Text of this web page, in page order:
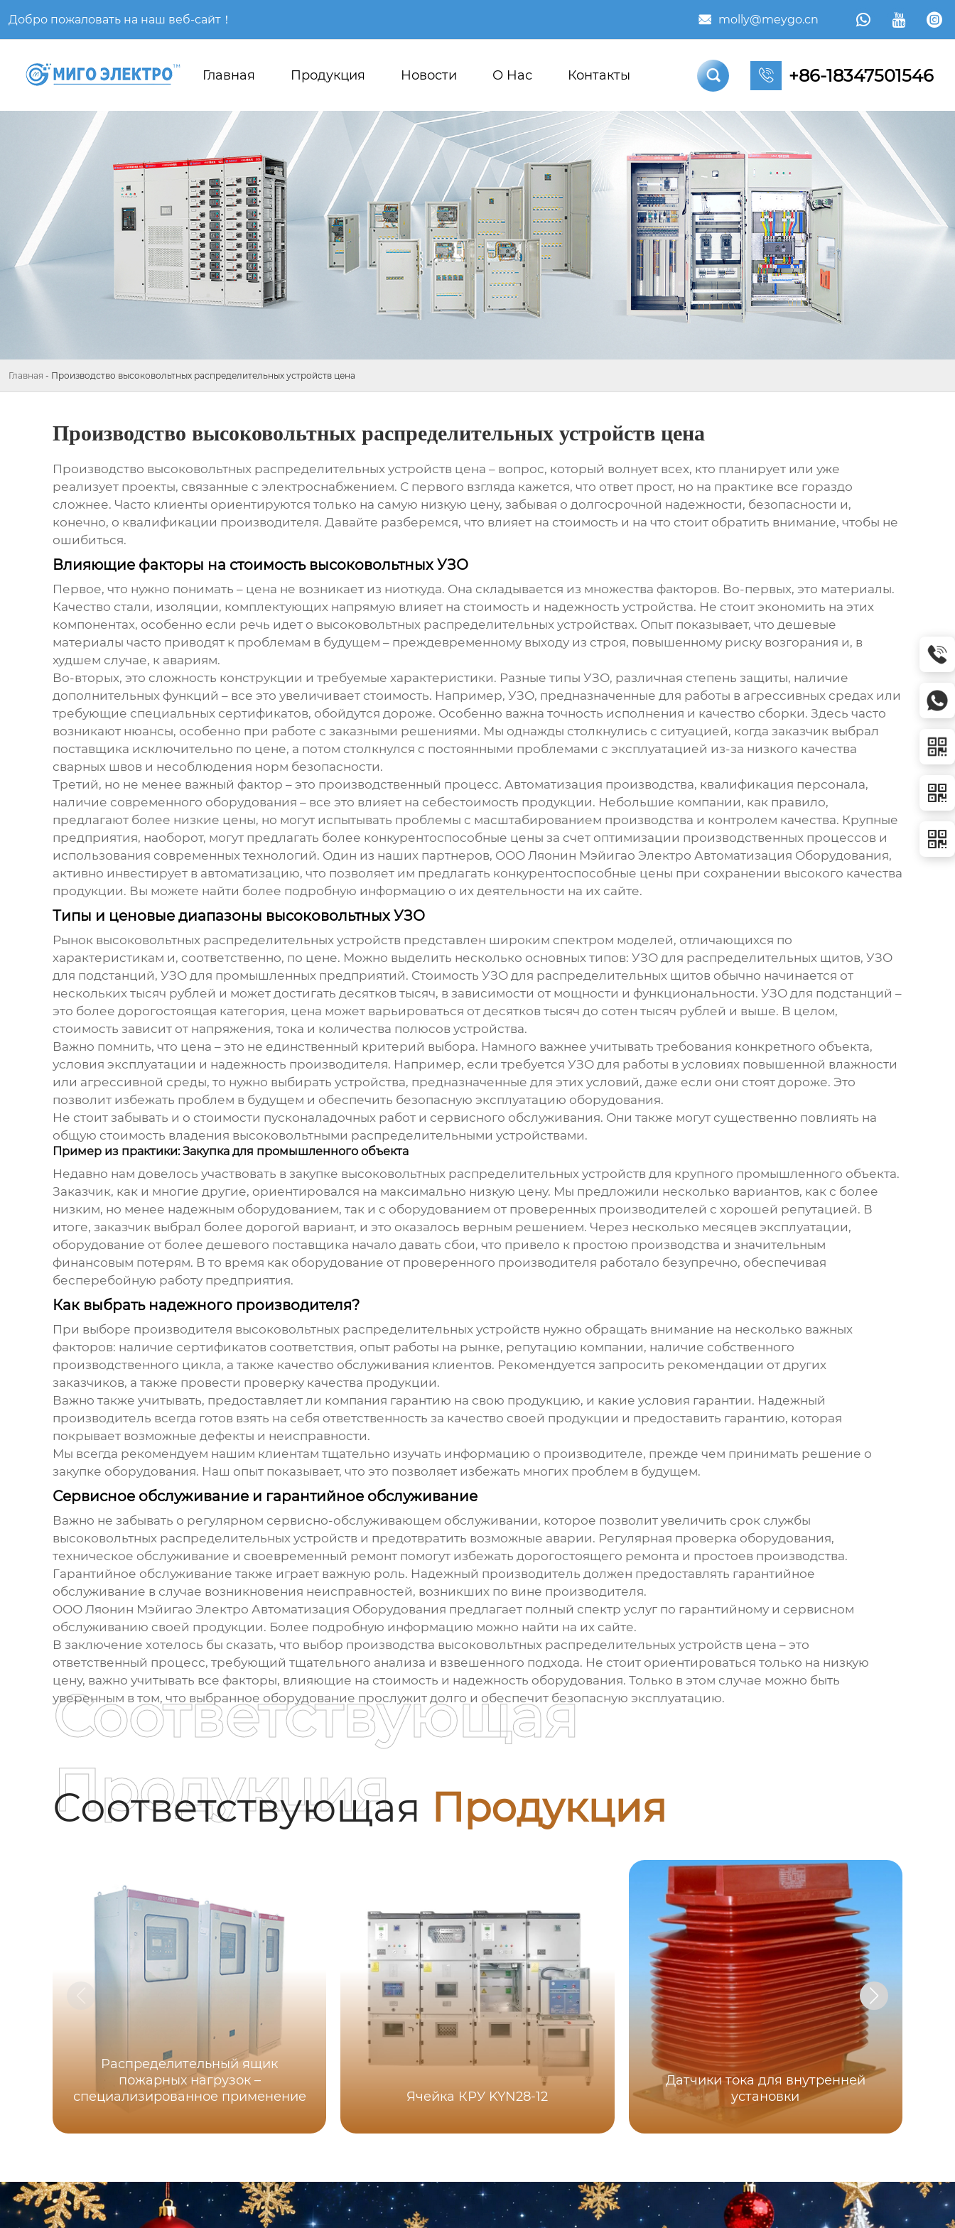
Добро пожаловать на наш веб-сайт！  molly@meygo.cn   
Главная Продукция Новости О Hас Контакты   +86-18347501546
Главная - Производство высоковольтных распределительных устройств цена
Производство высоковольтных распределительных устройств цена
Производство высоковольтных распределительных устройств цена – вопрос, который волнует всех, кто планирует или уже
реализует проекты, связанные с электроснабжением. С первого взгляда кажется, что ответ прост, но на практике все гораздо
сложнее. Часто клиенты ориентируются только на самую низкую цену, забывая о долгосрочной надежности, безопасности и,
конечно, о квалификации производителя. Давайте разберемся, что влияет на стоимость и на что стоит обратить внимание, чтобы не
ошибиться.
Влияющие факторы на стоимость высоковольтных УЗО
Первое, что нужно понимать – цена не возникает из ниоткуда. Она складывается из множества факторов. Во-первых, это материалы.
Качество стали, изоляции, комплектующих напрямую влияет на стоимость и надежность устройства. Не стоит экономить на этих
компонентах, особенно если речь идет о высоковольтных распределительных устройствах. Опыт показывает, что дешевые
материалы часто приводят к проблемам в будущем – преждевременному выходу из строя, повышенному риску возгорания и, в
худшем случае, к авариям.
Во-вторых, это сложность конструкции и требуемые характеристики. Разные типы УЗО, различная степень защиты, наличие
дополнительных функций – все это увеличивает стоимость. Например, УЗО, предназначенные для работы в агрессивных средах или
требующие специальных сертификатов, обойдутся дороже. Особенно важна точность исполнения и качество сборки. Здесь часто
возникают нюансы, особенно при работе с заказными решениями. Мы однажды столкнулись с ситуацией, когда заказчик выбрал
поставщика исключительно по цене, а потом столкнулся с постоянными проблемами с эксплуатацией из-за низкого качества
сварных швов и несоблюдения норм безопасности.
Третий, но не менее важный фактор – это производственный процесс. Автоматизация производства, квалификация персонала,
наличие современного оборудования – все это влияет на себестоимость продукции. Небольшие компании, как правило,
предлагают более низкие цены, но могут испытывать проблемы с масштабированием производства и контролем качества. Крупные
предприятия, наоборот, могут предлагать более конкурентоспособные цены за счет оптимизации производственных процессов и
использования современных технологий. Один из наших партнеров, ООО Ляонин Мэйигао Электро Автоматизация Оборудования,
активно инвестирует в автоматизацию, что позволяет им предлагать конкурентоспособные цены при сохранении высокого качества
продукции. Вы можете найти более подробную информацию о их деятельности на их сайте.
Типы и ценовые диапазоны высоковольтных УЗО
Рынок высоковольтных распределительных устройствпредставлен широким спектром моделей, отличающихся по
характеристикам и, соответственно, по цене. Можно выделить несколько основных типов: УЗО для распределительных щитов, УЗО
для подстанций, УЗО для промышленных предприятий. Стоимость УЗО для распределительных щитов обычно начинается от
нескольких тысяч рублей и может достигать десятков тысяч, в зависимости от мощности и функциональности. УЗО для подстанций –
это более дорогостоящая категория, цена может варьироваться от десятков тысяч до сотен тысяч рублей и выше. В целом,
стоимость зависит от напряжения, тока и количества полюсов устройства.
Важно помнить, что цена – это не единственный критерий выбора. Намного важнее учитывать требования конкретного объекта,
условия эксплуатации и надежность производителя. Например, если требуется УЗО для работы в условиях повышенной влажности
или агрессивной среды, то нужно выбирать устройства, предназначенные для этих условий, даже если они стоят дороже. Это
позволит избежать проблем в будущем и обеспечить безопасную эксплуатацию оборудования.
Не стоит забывать и о стоимости пусконаладочных работ и сервисного обслуживания. Они также могут существенно повлиять на
общую стоимость владения высоковольтными распределительными устройствами.
Пример из практики: Закупка для промышленного объекта
Недавно нам довелось участвовать в закупке высоковольтных распределительных устройствдля крупного промышленного объекта.
Заказчик, как и многие другие, ориентировался на максимально низкую цену. Мы предложили несколько вариантов, как с более
низким, но менее надежным оборудованием, так и с оборудованием от проверенных производителей с хорошей репутацией. В
итоге, заказчик выбрал более дорогой вариант, и это оказалось верным решением. Через несколько месяцев эксплуатации,
оборудование от более дешевого поставщика начало давать сбои, что привело к простою производства и значительным
финансовым потерям. В то время как оборудование от проверенного производителя работало безупречно, обеспечивая
бесперебойную работу предприятия.
Как выбрать надежного производителя?
При выборе производителя высоковольтных распределительных устройствнужно обращать внимание на несколько важных
факторов: наличие сертификатов соответствия, опыт работы на рынке, репутацию компании, наличие собственного
производственного цикла, а также качество обслуживания клиентов. Рекомендуется запросить рекомендации от других
заказчиков, а также провести проверку качества продукции.
Важно также учитывать, предоставляет ли компания гарантию на свою продукцию, и какие условия гарантии. Надежный
производитель всегда готов взять на себя ответственность за качество своей продукции и предоставить гарантию, которая
покрывает возможные дефекты и неисправности.
Мы всегда рекомендуем нашим клиентам тщательно изучать информацию о производителе, прежде чем принимать решение о
закупке оборудования. Наш опыт показывает, что это позволяет избежать многих проблем в будущем.
Сервисное обслуживание и гарантийное обслуживание
Важно не забывать о регулярном сервисно-обслуживающем обслуживании, которое позволит увеличить срок службы
высоковольтных распределительных устройстви предотвратить возможные аварии. Регулярная проверка оборудования,
техническое обслуживание и своевременный ремонт помогут избежать дорогостоящего ремонта и простоев производства.
Гарантийное обслуживание также играет важную роль. Надежный производитель должен предоставлять гарантийное
обслуживание в случае возникновения неисправностей, возникших по вине производителя.
ООО Ляонин Мэйигао Электро Автоматизация Оборудования предлагает полный спектр услуг по гарантийному и сервисном
обслуживанию своей продукции. Более подробную информацию можно найти на их сайте.
В заключение хотелось бы сказать, что выбор производства высоковольтных распределительных устройств цена – это
ответственный процесс, требующий тщательного анализа и взвешенного подхода. Не стоит ориентироваться только на низкую
цену, важно учитывать все факторы, влияющие на стоимость и надежность оборудования. Только в этом случае можно быть
уверенным в том, что выбранное оборудование прослужит долго и обеспечит безопасную эксплуатацию.
Соответствующая Продукция
Соответствующая
Продукция
Распределительный ящик
пожарных нагрузок –
специализированное применение
Ячейка КРУ KYN28-12
Датчики тока для внутренней
установки